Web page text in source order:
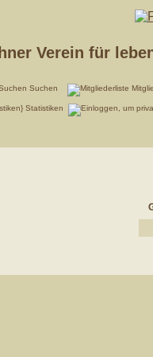
Verein für
Suchen
Statistiken